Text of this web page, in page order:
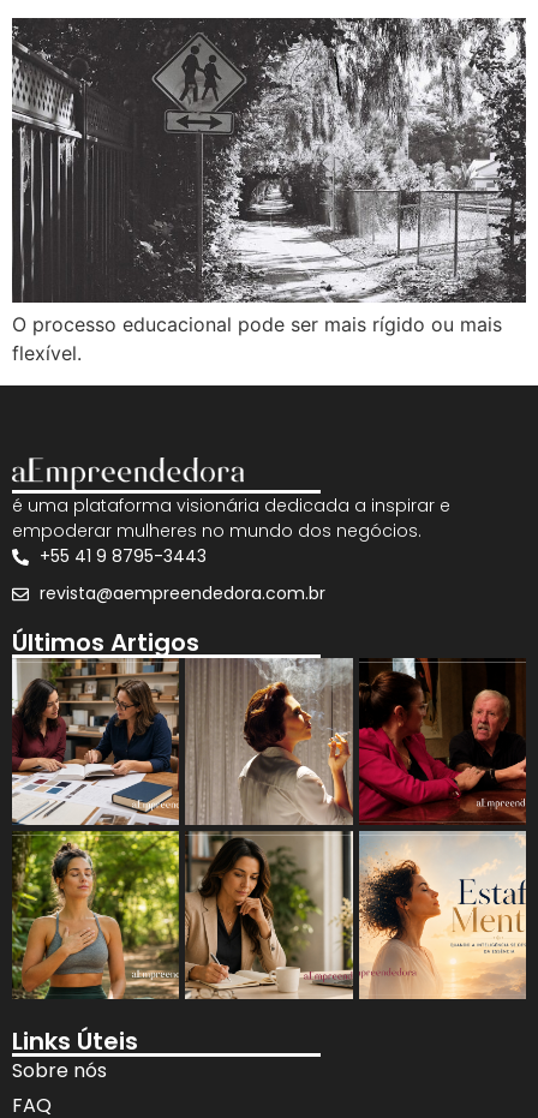
O processo educacional pode ser mais rígido ou mais
flexível.
é uma plataforma visionária dedicada a inspirar e
empoderar mulheres no mundo dos negócios.
+55 41 9 8795-3443
revista@aempreendedora.com.br
Últimos Artigos
Links Úteis
Sobre nós
FAQ